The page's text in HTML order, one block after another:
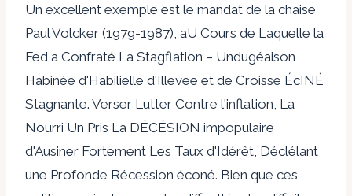
Un excellent exemple est le mandat de la chaise
Paul Volcker (1979-1987), aU Cours de Laquelle la
Fed a Confraté La Stagflation – Undugéaison
Habinée d'Habilielle d'Illevee et de Croisse ÉcINÉ
Stagnante. Verser Lutter Contre l'inflation, La
Nourri Un Pris La DÉCÉSION impopulaire
d'Ausiner Fortement Les Taux d'Idérêt, Déclélant
une Profonde Récession éconé. Bien que ces